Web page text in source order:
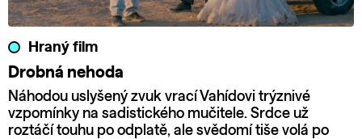
Hraný film
Drobná nehoda
Náhodou uslyšený zvuk vrací Vahídovi trýznivé
vzpomínky na sadistického mučitele. Srdce už
roztáčí touhu po odplatě, ale svědomí tiše volá po